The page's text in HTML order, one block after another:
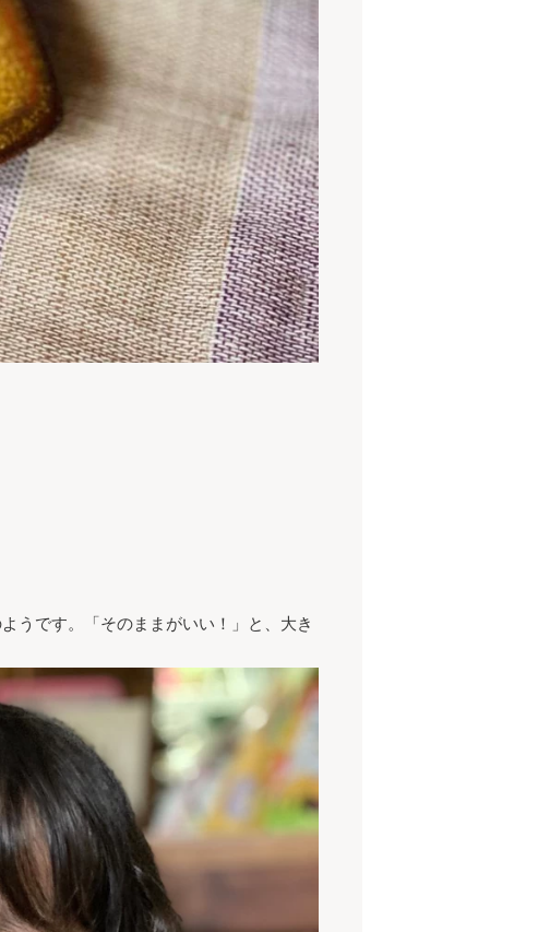
うです。「そのままがいい！」と、大き